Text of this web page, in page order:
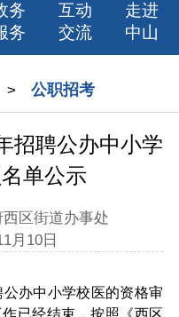
务
务
互动
交流
走进
中山
> 公职招考
招聘公办中小学
单公示
区街道办事处
月10日
办中小学校医的资格审
已经结束，按照《西区